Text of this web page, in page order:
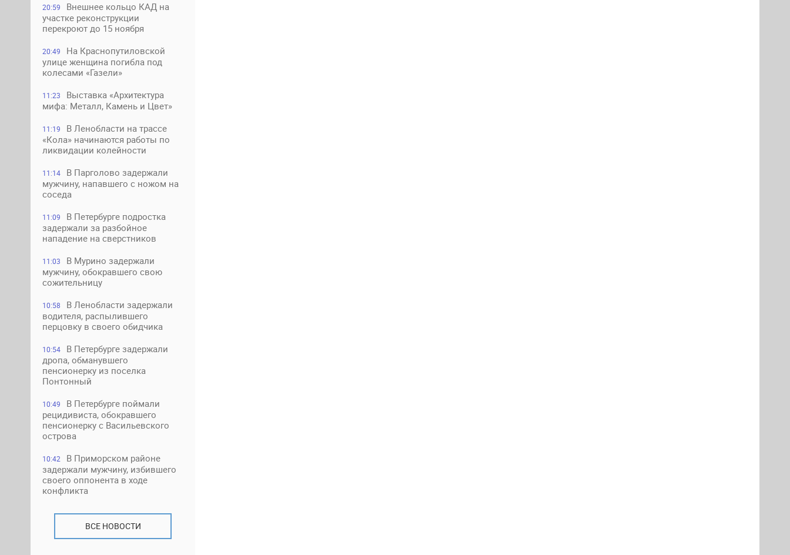
20:59
Внешнее кольцо КАД на
участке реконструкции
перекроют до 15 ноября
20:49
На Краснопутиловской
улице женщина погибла под
колесами «Газели»
11:23
Выставка «Архитектура
мифа: Металл, Камень и Цвет»
11:19
В Ленобласти на трассе
«Кола» начинаются работы по
ликвидации колейности
11:14
В Парголово задержали
мужчину, напавшего с ножом на
соседа
11:09
В Петербурге подростка
задержали за разбойное
нападение на сверстников
11:03
В Мурино задержали
мужчину, обокравшего свою
сожительницу
10:58
В Ленобласти задержали
водителя, распылившего
перцовку в своего обидчика
10:54
В Петербурге задержали
дропа, обманувшего
пенсионерку из поселка
Понтонный
10:49
В Петербурге поймали
рецидивиста, обокравшего
пенсионерку с Васильевского
острова
10:42
В Приморском районе
задержали мужчину, избившего
своего оппонента в ходе
конфликта
ВСЕ НОВОСТИ